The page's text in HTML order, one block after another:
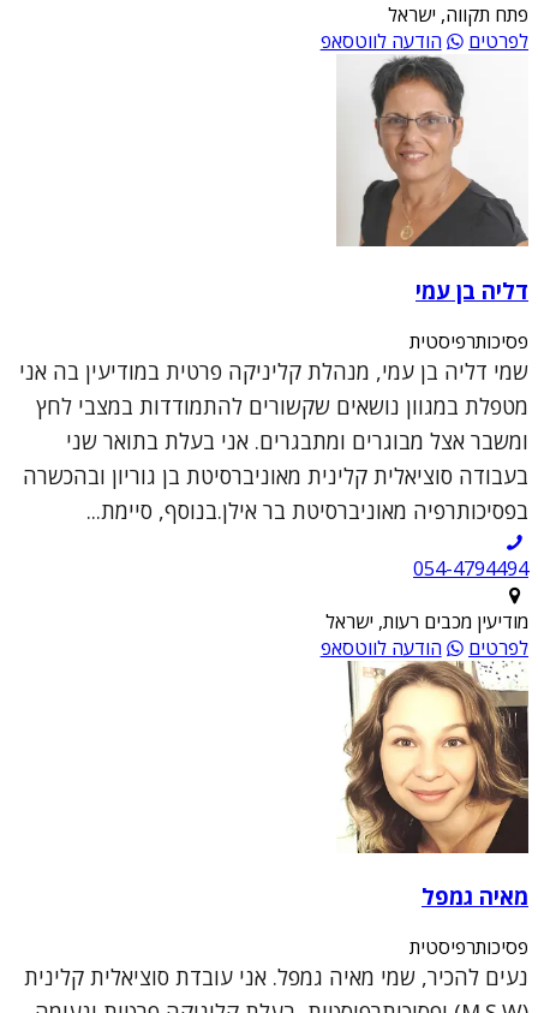
פתח תקווה, ישראל
לפרטים
הודעה לווטסאפ
דליה בן עמי
פסיכותרפיסטית
שמי דליה בן עמי, מנהלת קליניקה פרטית במודיעין בה אני
מטפלת במגוון נושאים שקשורים להתמודדות במצבי לחץ
ומשבר אצל מבוגרים ומתבגרים. אני בעלת בתואר שני
בעבודה סוציאלית קלינית מאוניברסיטת בן גוריון ובהכשרה
בפסיכותרפיה מאוניברסיטת בר אילן.בנוסף, סיימת...
054-4794494
מודיעין מכבים רעות, ישראל
לפרטים
הודעה לווטסאפ
מאיה גמפל
פסיכותרפיסטית
נעים להכיר, שמי מאיה גמפל. אני עובדת סוציאלית קלינית